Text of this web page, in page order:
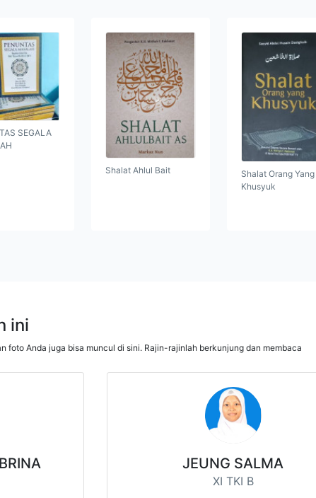
SEGALA
Shalat Ahlul Bait
Shalat Orang Yang
Khusyuk
ini
foto Anda juga bisa muncul di sini. Rajin-rajinlah berkunjung dan membaca
JEUNG SALMA
XI TKI B